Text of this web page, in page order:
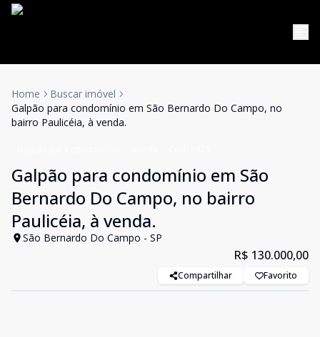
Home
Buscar imóvel
Galpão para condomínio em São Bernardo Do Campo, no
bairro Paulicéia, à venda.
Galpão para condomínio em São
Bernardo Do Campo, no bairro
Paulicéia, à venda.
São Bernardo Do Campo - SP
R$ 130.000,00
Compartilhar Favorito